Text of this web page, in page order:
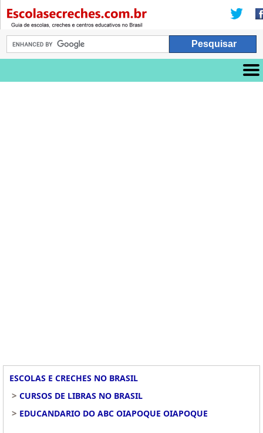
ESCOLAS E CRECHES NO BRASIL
> CURSOS DE LIBRAS NO BRASIL
> EDUCANDARIO DO ABC OIAPOQUE OIAPOQUE